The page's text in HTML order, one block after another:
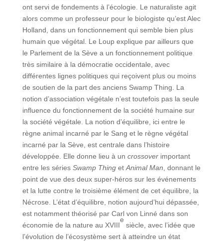
ont servi de fondements à l’écologie. Le naturaliste agit
alors comme un professeur pour le biologiste qu’est Alec
Holland, dans un fonctionnement qui semble bien plus
humain que végétal. Le Loup explique par ailleurs que
le Parlement de la Sève a un fonctionnement politique
très similaire à la démocratie occidentale, avec
différentes lignes politiques qui reçoivent plus ou moins
de soutien de la part des anciens Swamp Thing. La
notion d’association végétale n’est toutefois pas la seule
influence du fonctionnement de la société humaine sur
la société végétale. La notion d’équilibre, ici entre le
règne animal incarné par le Sang et le règne végétal
incarné par la Sève, est centrale dans l’histoire
développée. Elle donne lieu à un crossoverimportant
entre les séries Swamp Thinget Animal Man , donnant le
point de vue des deux super-héros sur les événements
et la lutte contre le troisième élément de cet équilibre, la
Nécrose. L’état d’équilibre, notion aujourd’hui dépassée,
est notamment théorisé par Carl von Linné dans son
économie de la nature au XVIII
e
siècle, avec l’idée que
l’évolution de l’écosystème sert à atteindre un état